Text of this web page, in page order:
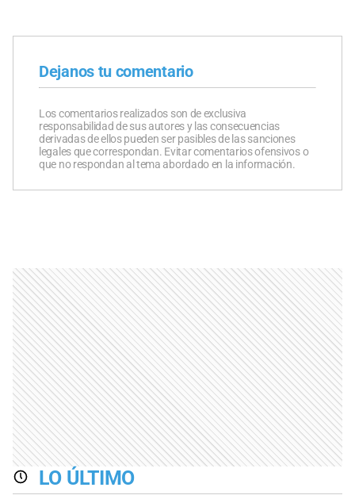
Dejanos tu comentario
Los comentarios realizados son de exclusiva
responsabilidad de sus autores y las consecuencias
derivadas de ellos pueden ser pasibles de las sanciones
legales que correspondan. Evitar comentarios ofensivos o
que no respondan al tema abordado en la información.
LO ÚLTIMO